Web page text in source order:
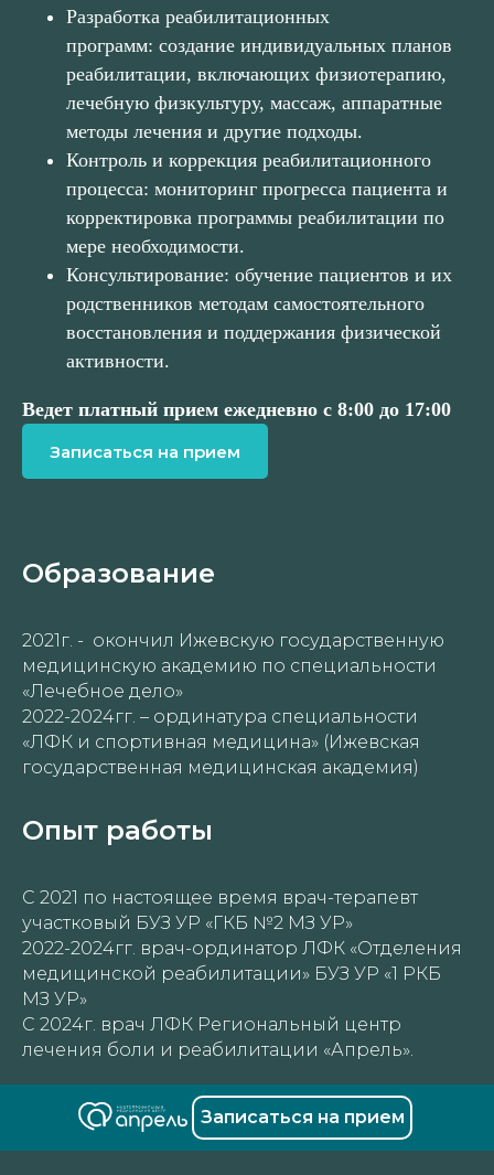
Разработка реабилитационных
программ: создание индивидуальных планов
реабилитации, включающих физиотерапию,
лечебную физкультуру, массаж, аппаратные
методы лечения и другие подходы.
Контроль и коррекция реабилитационного
процесса: мониторинг прогресса пациента и
корректировка программы реабилитации по
мере необходимости.
Консультирование: обучение пациентов и их
родственников методам самостоятельного
восстановления и поддержания физической
активности.
Ведет платный прием ежедневно с 8:00 до 17:00
Записаться на прием
Образование
2021г. - окончил Ижевскую государственную
медицинскую академию по специальности
«Лечебное дело»
2022-2024гг. – ординатура специальности
«ЛФК и спортивная медицина» (Ижевская
государственная медицинская академия)
Опыт работы
С 2021 по настоящее время врач-терапевт
участковый БУЗ УР «ГКБ №2 МЗ УР»
2022-2024гг. врач-ординатор ЛФК «Отделения
медицинской реабилитации» БУЗ УР «1 РКБ
МЗ УР»
С 2024г. врач ЛФК Региональный центр
лечения боли и реабилитации «Апрель».
Записаться на прием